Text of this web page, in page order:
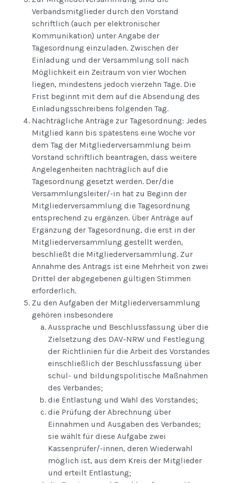
Verbandsmitglieder durch den Vorstand
schriftlich (auch per elektronischer
Kommunikation) unter Angabe der
Tagesordnung einzuladen. Zwischen der
Einladung und der Versammlung soll nach
Möglichkeit ein Zeitraum von vier Wochen
liegen, mindestens jedoch vierzehn Tage. Die
Frist beginnt mit dem auf die Absendung des
Einladungsschreibens folgenden Tag.
Nachträgliche Anträge zur Tagesordnung: Jedes
Mitglied kann bis spätestens eine Woche vor
dem Tag der Mitgliederversammlung beim
Vorstand schriftlich beantragen, dass weitere
Angelegenheiten nachträglich auf die
Tagesordnung gesetzt werden. Der/die
Versammlungsleiter/-in hat zu Beginn der
Mitgliederversammlung die Tagesordnung
entsprechend zu ergänzen. Über Anträge auf
Ergänzung der Tagesordnung, die erst in der
Mitgliederversammlung gestellt werden,
beschließt die Mitgliederversammlung. Zur
Annahme des Antrags ist eine Mehrheit von zwei
Drittel der abgegebenen gültigen Stimmen
erforderlich.
Zu den Aufgaben der Mitgliederversammlung
gehören insbesondere
Aussprache und Beschlussfassung über die
Zielsetzung des DAV-NRW und Festlegung
der Richtlinien für die Arbeit des Vorstandes
einschließlich der Beschlussfassung über
schul- und bildungspolitische Maßnahmen
des Verbandes;
die Entlastung und Wahl des Vorstandes;
die Prüfung der Abrechnung über
Einnahmen und Ausgaben des Verbandes;
sie wählt für diese Aufgabe zwei
Kassenprüfer/-innen, deren Wiederwahl
möglich ist, aus dem Kreis der Mitglieder
und erteilt Entlastung;